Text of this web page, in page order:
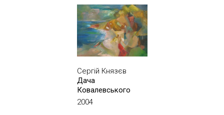
Сергій Князєв
Дача
Ковалевського
2004